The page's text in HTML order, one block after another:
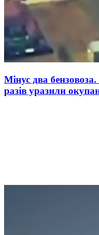
Мінус два
разів уразили